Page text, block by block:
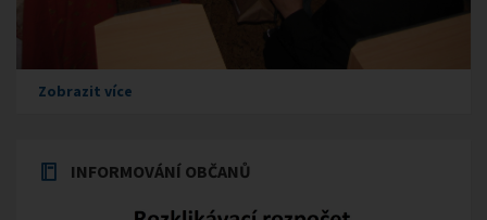
Zobrazit více
INFORMOVÁNÍ OBČANŮ